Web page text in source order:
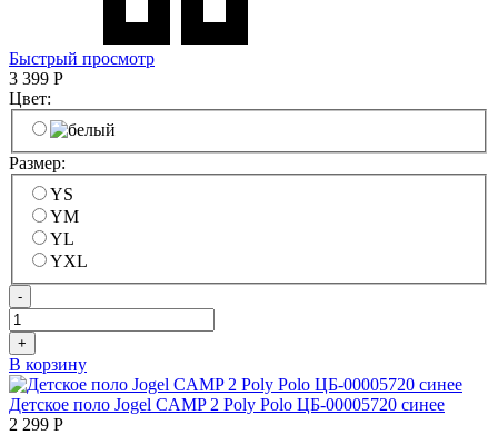
Быстрый просмотр
3 399 Р
Цвет:
Размер:
YS
YM
YL
YXL
-
+
В корзину
Детское поло Jogel CAMP 2 Poly Polo ЦБ-00005720 синее
2 299 Р